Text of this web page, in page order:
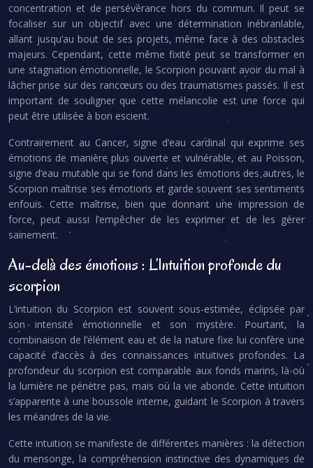
concentration et de persévérance hors du commun. Il peut se
focaliser sur un objectif avec une détermination inébranlable,
allant jusqu’au bout de ses projets, même face à des obstacles
majeurs. Cependant, cette même fixité peut se transformer en
une stagnation émotionnelle, le Scorpion pouvant avoir du mal à
lâcher prise sur des rancœurs ou des traumatismes passés. Il est
important de souligner que cette mélancolie est une force qui
peut être utilisée à bon escient.
Contrairement au Cancer, signe d’eau cardinal qui exprime ses
émotions de manière plus ouverte et vulnérable, et au Poisson,
signe d’eau mutable qui se fond dans les émotions des autres, le
Scorpion maîtrise ses émotions et garde souvent ses sentiments
enfouis. Cette maîtrise, bien que donnant une impression de
force, peut aussi l’empêcher de les exprimer et de les gérer
sainement.
Au-delà des émotions : L’Intuition profonde du
scorpion
L’intuition du Scorpion est souvent sous-estimée, éclipsée par
son intensité émotionnelle et son mystère. Pourtant, la
combinaison de l’élément eau et de la nature fixe lui confère une
capacité d’accès à des connaissances intuitives profondes. La
profondeur du scorpion est comparable aux fonds marins, là où
la lumière ne pénètre pas, mais où la vie abonde. Cette intuition
s’apparente à une boussole interne, guidant le Scorpion à travers
les méandres de la vie.
Cette intuition se manifeste de différentes manières : la détection
du mensonge, la compréhension instinctive des dynamiques de